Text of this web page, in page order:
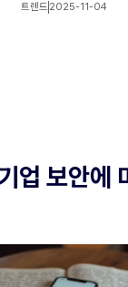
트렌드 2025-11-04
업 보안에